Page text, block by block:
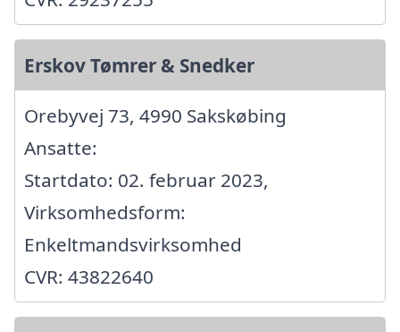
Erskov Tømrer & Snedker
Orebyvej 73, 4990 Sakskøbing
Ansatte:
Startdato: 02. februar 2023,
Virksomhedsform:
Enkeltmandsvirksomhed
CVR: 43822640